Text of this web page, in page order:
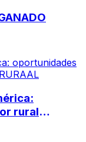
rural